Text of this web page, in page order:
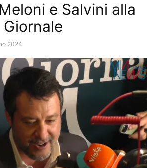
e Salvini alla
2024